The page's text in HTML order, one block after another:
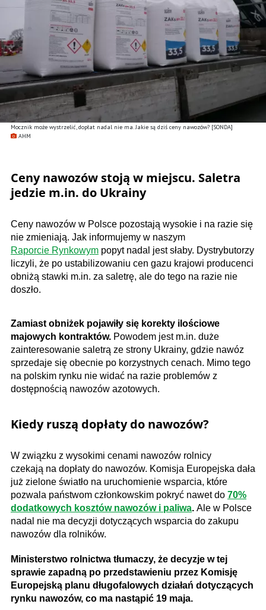
Mocznik może wystrzelić, dopłat nadal nie ma. Jakie są dziś ceny nawozów? [SONDA]
AHM
Ceny nawozów stoją w miejscu. Saletra
jedzie m.in. do Ukrainy
Ceny nawozów w Polsce pozostają wysokie i na razie się
nie zmieniają. Jak informujemy w naszym
Raporcie Rynkowym popyt nadal jest słaby. Dystrybutorzy
liczyli, że po ustabilizowaniu cen gazu krajowi producenci
obniżą stawki m.in. za saletrę, ale do tego na razie nie
doszło.
Zamiast obniżek pojawiły się korekty ilościowe
majowych kontraktów. Powodem jest m.in. duże
zainteresowanie saletrą ze strony Ukrainy, gdzie nawóz
sprzedaje się obecnie po korzystnych cenach. Mimo tego
na polskim rynku nie widać na razie problemów z
dostępnością nawozów azotowych.
Kiedy ruszą dopłaty do nawozów?
W związku z wysokimi cenami nawozów rolnicy
czekają na dopłaty do nawozów. Komisja Europejska dała
już zielone światło na uruchomienie wsparcia, które
pozwala państwom członkowskim pokryć nawet do 70%
dodatkowych kosztów nawozów i paliwa. Ale w Polsce
nadal nie ma decyzji dotyczących wsparcia do zakupu
nawozów dla rolników.
Ministerstwo rolnictwa tłumaczy, że decyzje w tej
sprawie zapadną po przedstawieniu przez Komisję
Europejską planu długofalowych działań dotyczących
rynku nawozów, co ma nastąpić 19 maja.​